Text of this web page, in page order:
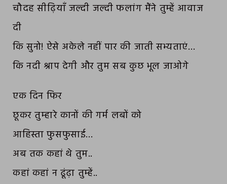
चौदह सीढ़ियाँ जल्दी जल्दी फलांग मैंने तुम्हें आवाज
दी
कि सुनो! ऐसे अकेले नहीं पार की जाती सभ्यताएं…
कि नदी श्राप देगी और तुम सब कुछ भूल जाओगे
एक दिन फिर
छूकर तुम्हारे कानों की गर्म लबों को
आहिस्ता फुसफुसाई…
अब तक कहां थे तुम..
कहां कहां न ढूंढ़ा तुम्हें..